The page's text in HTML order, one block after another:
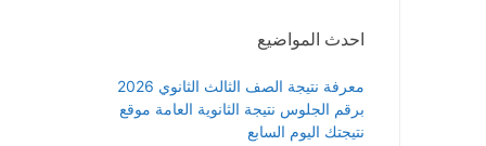
احدث المواضيع
معرفة نتيجة الصف الثالث الثانوي 2026
برقم الجلوس نتيجة الثانوية العامة موقع
نتيجتك اليوم السابع